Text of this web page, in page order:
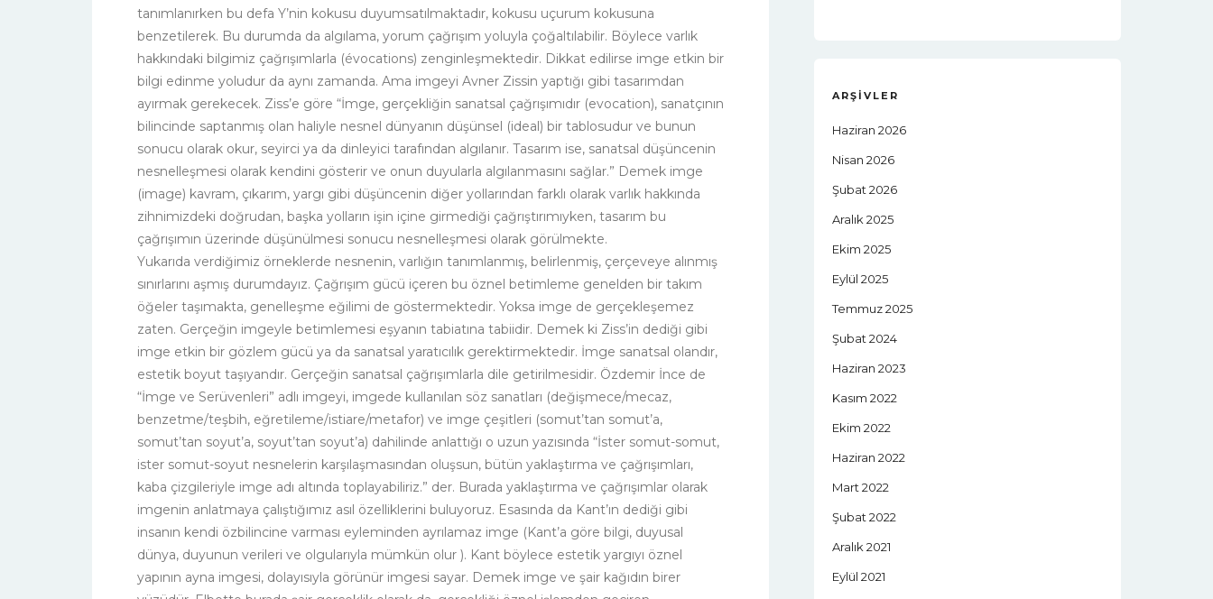
tanımlanırken bu defa Y’nin kokusu duyumsatılmaktadır, kokusu uçurum kokusuna
benzetilerek. Bu durumda da algılama, yorum çağrışım yoluyla çoğaltılabilir. Böylece varlık
hakkındaki bilgimiz çağrışımlarla (évocations) zenginleşmektedir. Dikkat edilirse imge etkin bir
bilgi edinme yoludur da aynı zamanda. Ama imgeyi Avner Zissin yaptığı gibi tasarımdan
ayırmak gerekecek. Ziss’e göre “İmge, gerçekliğin sanatsal çağrışımıdır (evocation), sanatçının
bilincinde saptanmış olan haliyle nesnel dünyanın düşünsel (ideal) bir tablosudur ve bunun
sonucu olarak okur, seyirci ya da dinleyici tarafından algılanır. Tasarım ise, sanatsal düşüncenin
nesnelleşmesi olarak kendini gösterir ve onun duyularla algılanmasını sağlar.” Demek imge
(image) kavram, çıkarım, yargı gibi düşüncenin diğer yollarından farklı olarak varlık hakkında
zihnimizdeki doğrudan, başka yolların işin içine girmediği çağrıştırımıyken, tasarım bu
çağrışımın üzerinde düşünülmesi sonucu nesnelleşmesi olarak görülmekte.
Yukarıda verdiğimiz örneklerde nesnenin, varlığın tanımlanmış, belirlenmiş, çerçeveye alınmış
sınırlarını aşmış durumdayız. Çağrışım gücü içeren bu öznel betimleme genelden bir takım
öğeler taşımakta, genelleşme eğilimi de göstermektedir. Yoksa imge de gerçekleşemez
zaten. Gerçeğin imgeyle betimlemesi eşyanın tabiatına tabiidir. Demek ki Ziss’in dediği gibi
imge etkin bir gözlem gücü ya da sanatsal yaratıcılık gerektirmektedir. İmge sanatsal olandır,
estetik boyut taşıyandır. Gerçeğin sanatsal çağrışımlarla dile getirilmesidir. Özdemir İnce de
“İmge ve Serüvenleri” adlı imgeyi, imgede kullanılan söz sanatları (değişmece/mecaz,
benzetme/teşbih, eğretileme/istiare/metafor) ve imge çeşitleri (somut’tan somut’a,
somut’tan soyut’a, soyut’tan soyut’a) dahilinde anlattığı o uzun yazısında “İster somut-somut,
ister somut-soyut nesnelerin karşılaşmasından oluşsun, bütün yaklaştırma ve çağrışımları,
kaba çizgileriyle imge adı altında toplayabiliriz.” der. Burada yaklaştırma ve çağrışımlar olarak
imgenin anlatmaya çalıştığımız asıl özelliklerini buluyoruz. Esasında da Kant’ın dediği gibi
insanın kendi özbilincine varması eyleminden ayrılamaz imge (Kant’a göre bilgi, duyusal
dünya, duyunun verileri ve olgularıyla mümkün olur ). Kant böylece estetik yargıyı öznel
yapının ayna imgesi, dolayısıyla görünür imgesi sayar. Demek imge ve şair kağıdın birer
ARŞIVLER
Haziran 2026
Nisan 2026
Şubat 2026
Aralık 2025
Ekim 2025
Eylül 2025
Temmuz 2025
Şubat 2024
Haziran 2023
Kasım 2022
Ekim 2022
Haziran 2022
Mart 2022
Şubat 2022
Aralık 2021
Eylül 2021